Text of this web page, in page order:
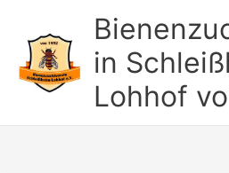
springen
in
Lohhof